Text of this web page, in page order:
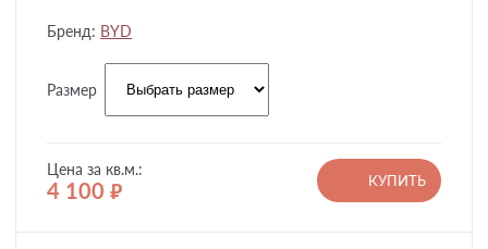
Бренд: BYD
Размер
Цена за кв.м.:
4 100 руб.
КУПИТЬ